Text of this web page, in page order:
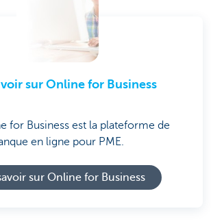
sur Online for Business
for Business est la plateforme de
en ligne pour PME.
sur Online for Business